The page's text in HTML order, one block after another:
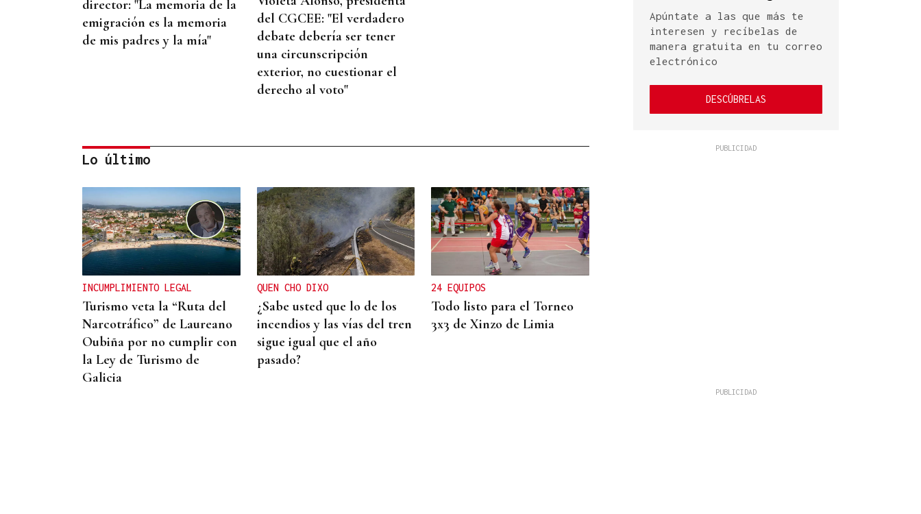
director: "La memoria de la
emigración es la memoria
de mis padres y la mía"
del CGCEE: "El verdadero
debate debería ser tener
una circunscripción
exterior, no cuestionar el
derecho al voto"
BIOGRAFÍAS
Jesusa Prado López, la
fuerza ourensana que
iluminó La Habana
Lo último
INCUMPLIMIENTO LEGAL
Turismo veta la “Ruta del
Narcotráfico” de Laureano
Oubiña por no cumplir con
la Ley de Turismo de
Galicia
QUEN CHO DIXO
¿Sabe usted que lo de los
incendios y las vías del tren
sigue igual que el año
pasado?
24 EQUIPOS
Todo listo para el Torneo
3x3 de Xinzo de Limia
Apúntate a las que más te
interesen y recíbelas de
manera gratuita en tu correo
electrónico
DESCÚBRELAS